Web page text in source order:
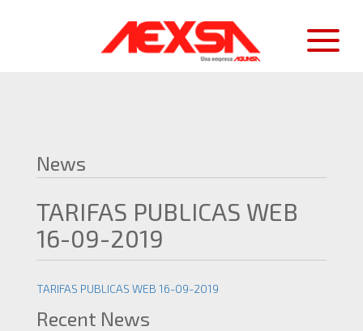
News
TARIFAS PUBLICAS WEB
16-09-2019
TARIFAS PUBLICAS WEB 16-09-2019
Recent News